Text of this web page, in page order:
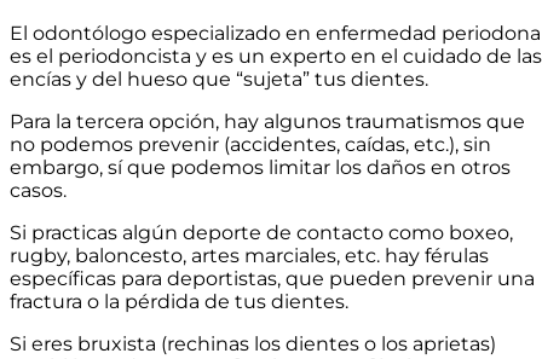
El odontólogo especializado en enfermedad
es el periodoncista y es un experto en el cuidado de las
encías y del hueso que “sujeta” tus dientes.
Para la tercera opción, hay algunos traumatismos que
no podemos prevenir (accidentes, caídas, etc.), sin
embargo, sí que podemos limitar los daños en otros
casos.
Si practicas algún deporte de contacto como boxeo,
rugby, baloncesto, artes marciales, etc. hay férulas
específicas para deportistas, que pueden prevenir una
fractura o la pérdida de tus dientes.
Si eres bruxista (rechinas los dientes o los aprietas)